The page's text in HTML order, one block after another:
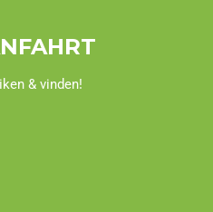
& vinden!